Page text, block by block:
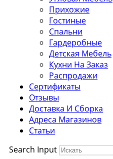
Прихожие
Гостиные
Спальни
Гардеробные
Детская Мебель
Кухни На Заказ
Распродажи
Сертификаты
Отзывы
Доставка И Сборка
Адреса Магазинов
Статьи
Search Input